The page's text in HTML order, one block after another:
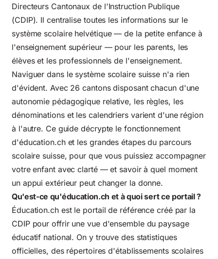
Directeurs Cantonaux de l'Instruction Publique
(CDIP). Il centralise toutes les informations sur le
système scolaire helvétique — de la petite enfance à
l'enseignement supérieur — pour les parents, les
élèves et les professionnels de l'enseignement.
Naviguer dans le système scolaire suisse n'a rien
d'évident. Avec 26 cantons disposant chacun d'une
autonomie pédagogique relative, les règles, les
dénominations et les calendriers varient d'une région
à l'autre. Ce guide décrypte le fonctionnement
d'éducation.ch et les grandes étapes du parcours
scolaire suisse, pour que vous puissiez accompagner
votre enfant avec clarté — et savoir à quel moment
un appui extérieur peut changer la donne.
Qu'est-ce qu'éducation.ch et à quoi sert ce portail ?
Éducation.ch est le portail de référence créé par la
CDIP pour offrir une vue d'ensemble du paysage
éducatif national. On y trouve des statistiques
officielles, des répertoires d'établissements scolaires